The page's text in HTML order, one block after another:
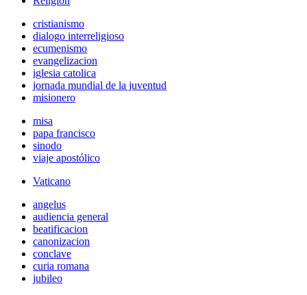
cristianismo
dialogo interreligioso
ecumenismo
evangelizacion
iglesia catolica
jornada mundial de la juventud
misionero
misa
papa francisco
sinodo
viaje apostólico
Vaticano
angelus
audiencia general
beatificacion
canonizacion
conclave
curia romana
jubileo